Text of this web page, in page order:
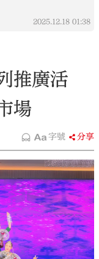
2025.12.18 01:38
推廣活
場
字號 分享